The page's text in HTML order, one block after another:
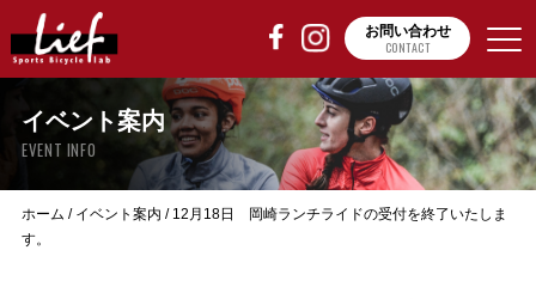
お問い合わせ
CONTACT
イベント案内
EVENT INFO
ホーム / イベント案内 / 12月18日 岡崎ランチライドの受付を終了いたしま
す。